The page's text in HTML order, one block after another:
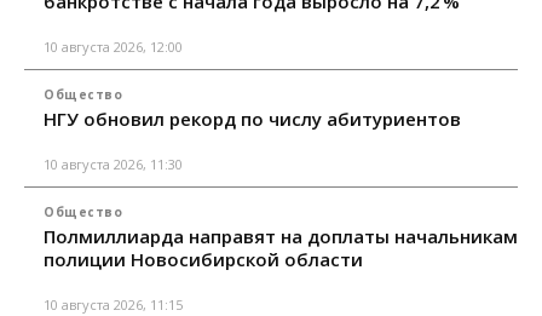
10 августа 2026, 12:00
Общество
НГУ обновил рекорд по числу абитуриентов
10 августа 2026, 11:30
Общество
Полмиллиарда направят на доплаты начальникам
полиции Новосибирской области
10 августа 2026, 11:15